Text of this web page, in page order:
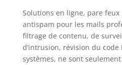
Solutions en ligne, pare
antispam pour les mails
filtrage de contenu, de
d’intrusion, révision du code
systèmes, ne sont